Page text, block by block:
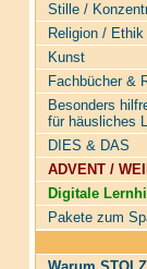
Stille /
Religion / Ethik
Kunst
Fachbücher &
Besonders
für häusliches
DIES & DAS
ADVENT /
Digitale
Pakete zum